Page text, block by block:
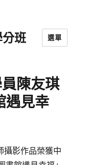
班 選單
陳友琪
遇見幸
攝影作品榮獲中